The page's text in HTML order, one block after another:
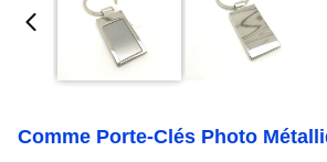
Comme Porte-Clés Photo